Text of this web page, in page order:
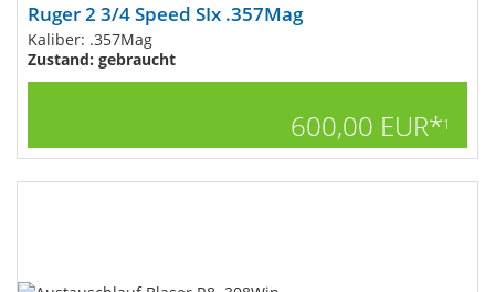
Ruger 2 3/4 Speed SIx .357Mag
Kaliber: .357Mag
Zustand: gebraucht
600,00 EUR*1